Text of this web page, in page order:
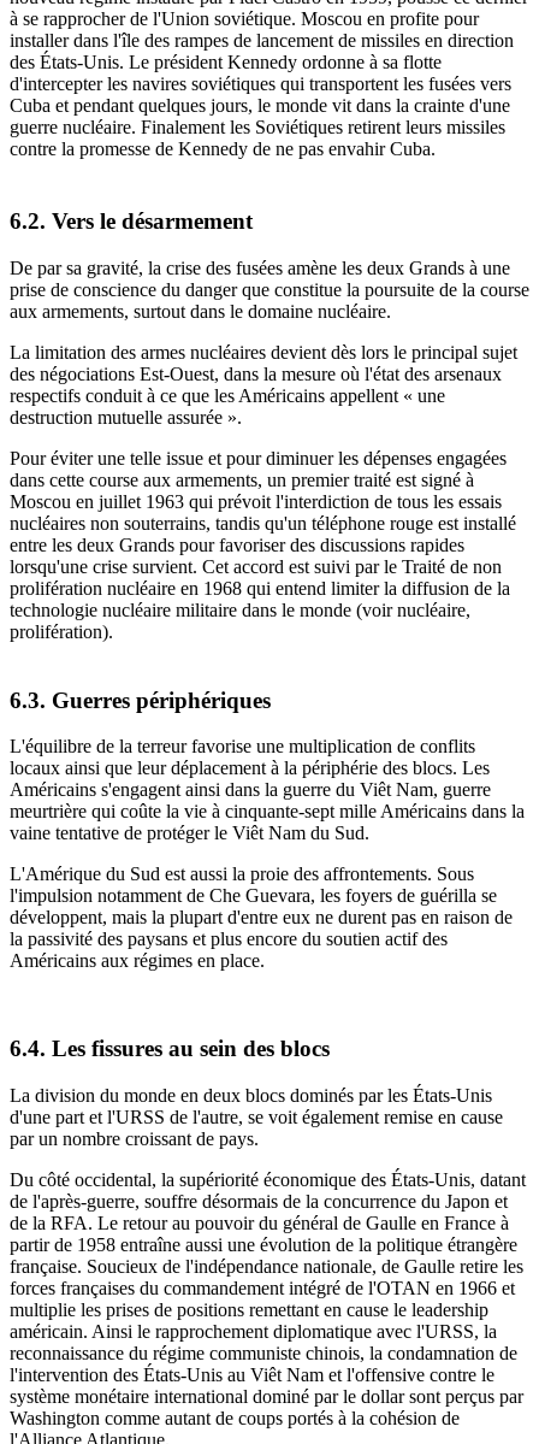
à se rapprocher de l'Union soviétique. Moscou en profite pour
installer dans l'île des rampes de lancement de missiles en direction
des États-Unis. Le président Kennedy ordonne à sa flotte
d'intercepter les navires soviétiques qui transportent les fusées vers
Cuba et pendant quelques jours, le monde vit dans la crainte d'une
guerre nucléaire. Finalement les Soviétiques retirent leurs missiles
contre la promesse de Kennedy de ne pas envahir Cuba.
6.2. Vers le désarmement
De par sa gravité, la crise des fusées amène les deux Grands à une
prise de conscience du danger que constitue la poursuite de la course
aux armements, surtout dans le domaine nucléaire.
La limitation des armes nucléaires devient dès lors le principal sujet
des négociations Est-Ouest, dans la mesure où l'état des arsenaux
respectifs conduit à ce que les Américains appellent « une
destruction mutuelle assurée ».
Pour éviter une telle issue et pour diminuer les dépenses engagées
dans cette course aux armements, un premier traité est signé à
Moscou en juillet 1963 qui prévoit l'interdiction de tous les essais
nucléaires non souterrains, tandis qu'un téléphone rouge est installé
entre les deux Grands pour favoriser des discussions rapides
lorsqu'une crise survient. Cet accord est suivi par le Traité de non
prolifération nucléaire en 1968 qui entend limiter la diffusion de la
technologie nucléaire militaire dans le monde (voir nucléaire,
prolifération).
6.3. Guerres périphériques
L'équilibre de la terreur favorise une multiplication de conflits
locaux ainsi que leur déplacement à la périphérie des blocs. Les
Américains s'engagent ainsi dans la guerre du Viêt Nam, guerre
meurtrière qui coûte la vie à cinquante-sept mille Américains dans la
vaine tentative de protéger le Viêt Nam du Sud.
L'Amérique du Sud est aussi la proie des affrontements. Sous
l'impulsion notamment de Che Guevara, les foyers de guérilla se
développent, mais la plupart d'entre eux ne durent pas en raison de
la passivité des paysans et plus encore du soutien actif des
Américains aux régimes en place.
6.4. Les fissures au sein des blocs
La division du monde en deux blocs dominés par les États-Unis
d'une part et l'URSS de l'autre, se voit également remise en cause
par un nombre croissant de pays.
Du côté occidental, la supériorité économique des États-Unis, datant
de l'après-guerre, souffre désormais de la concurrence du Japon et
de la RFA. Le retour au pouvoir du général de Gaulle en France à
partir de 1958 entraîne aussi une évolution de la politique étrangère
française. Soucieux de l'indépendance nationale, de Gaulle retire les
forces françaises du commandement intégré de l'OTAN en 1966 et
multiplie les prises de positions remettant en cause le leadership
américain. Ainsi le rapprochement diplomatique avec l'URSS, la
reconnaissance du régime communiste chinois, la condamnation de
l'intervention des États-Unis au Viêt Nam et l'offensive contre le
système monétaire international dominé par le dollar sont perçus par
Washington comme autant de coups portés à la cohésion de
l'Alliance Atlantique.